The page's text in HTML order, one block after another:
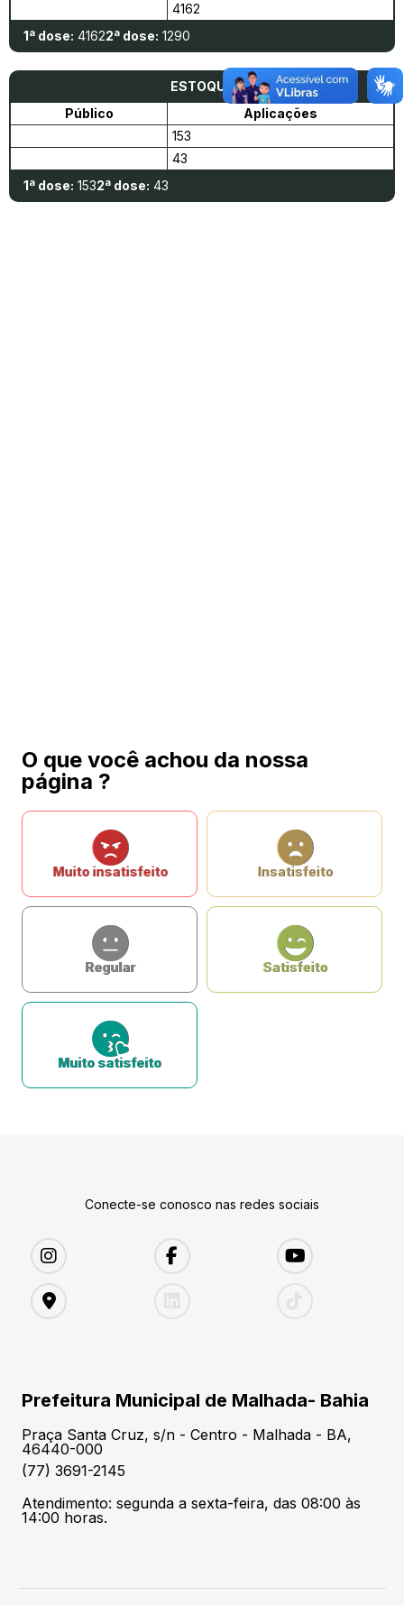
4162
1ª dose: 41622ª dose: 1290
ESTOQUE
Público
Aplicações
153
43
1ª dose: 1532ª dose: 43
O que você achou da nossa
página ?
Muito insatisfeito Insatisfeito
Regular Satisfeito
Muito satisfeito
Conecte-se conosco nas redes sociais
Prefeitura Municipal de Malhada- Bahia
Praça Santa Cruz, s/n - Centro - Malhada - BA,
46440-000
(77) 3691-2145
Atendimento: segunda a sexta-feira, das 08:00 às
14:00 horas.